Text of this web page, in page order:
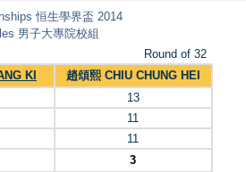
恒生學界盃 2014
男子大專院校組
Round of 32
KI
趙頌熙 CHIU CHUNG HEI
13
11
11
3